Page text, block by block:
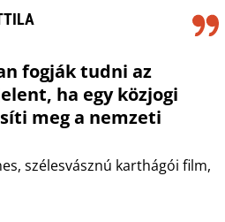
fogják tudni az
ha egy közjogi
meg a nemzeti
szélesvásznú karthágói film,